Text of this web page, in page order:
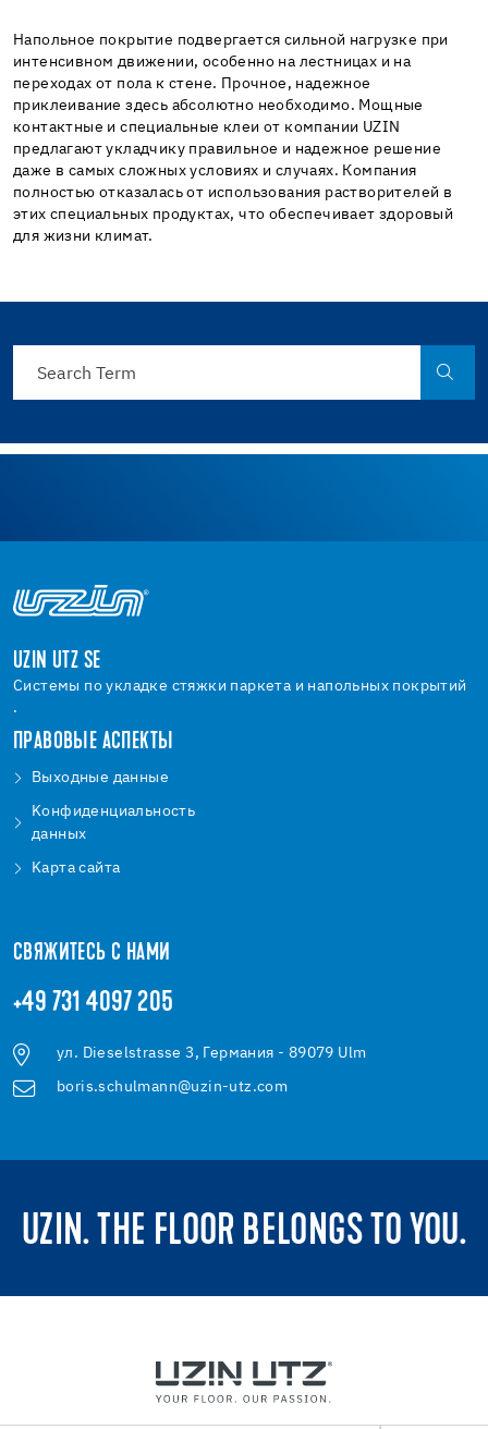
Напольное покрытие подвергается сильной нагрузке при
интенсивном движении, особенно на лестницах и на
переходах от пола к стене. Прочное, надежное
приклеивание здесь абсолютно необходимо. Мощные
контактные и специальные клеи от компании UZIN
предлагают укладчику правильное и надежное решение
даже в самых сложных условиях и случаях. Компания
полностью отказалась от использования растворителей в
этих специальных продуктах, что обеспечивает здоровый
для жизни климат.
UZIN UTZ SE
Системы по укладке стяжки паркета и напольных покрытий
.
ПРАВОВЫЕ АСПЕКТЫ
Bыходные данные
Kонфиденциальность
данных
Kарта сайта
СВЯЖИТЕСЬ С НАМИ
+49 731 4097 205
ул. Dieselstrasse 3, Германия - 89079 Ulm
boris.schulmann@uzin-utz.com
UZIN. THE FLOOR BELONGS TO YOU.